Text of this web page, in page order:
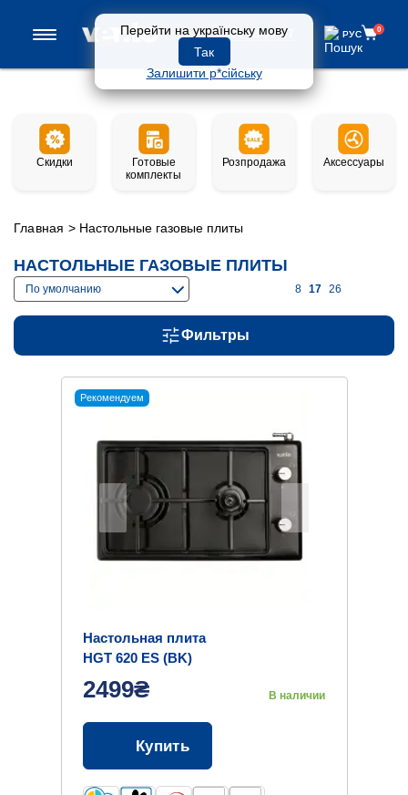
Перейти на українську мову
Так
Залишити р*сійську
0 800 33-97-57 РУС
РУС 0
Скидки
Готовые
комплекты
Розпродажа Аксессуары
Главная > Настольные газовые плиты
НАСТОЛЬНЫЕ ГАЗОВЫЕ ПЛИТЫ
По умолчанию 8 17 26
Фильтры
Рекомендуем
Настольная плита
HGT 620 ES (BK)
2499₴ В наличии
Купить